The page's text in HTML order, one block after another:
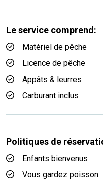
Le service comprend:
Matériel de pêche
Licence de pêche
Appâts & leurres
Carburant inclus
Politiques de
Enfants bienvenus
Vous gardez poisson